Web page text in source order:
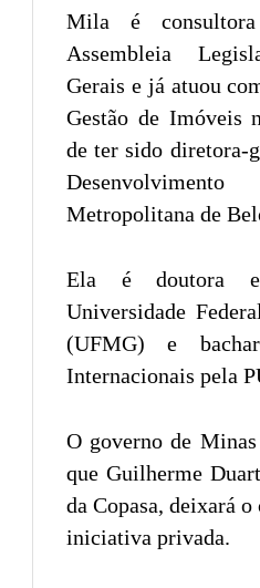
Mila é
Assembleia
Gerais e já atuou
Gestão de Imóveis
de ter sido diretora-
Metropolitana de
Ela é doutora
Universidade
(UFMG) e
Internacionais pela
O governo de
que Guilherme
da Copasa, deixará
iniciativa privada.